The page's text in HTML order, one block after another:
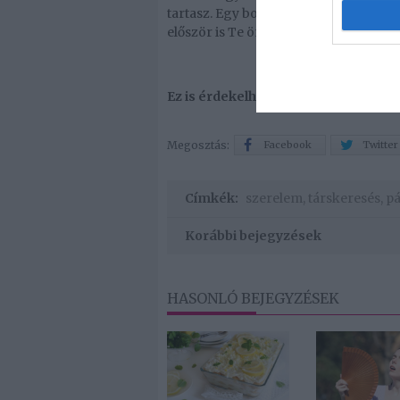
tartasz. Egy boldog kapcsolatot
először is Te önmagaddal rendben
Ez is érdekelhet! -
Megosztás: Facebook Twitter
Címkék: szerelem társkeresés
Korábbi bejegyzések
HASONLÓ BEJEGYZÉSEK